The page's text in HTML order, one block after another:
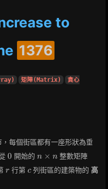
to
1376
矩陣(Matrix)
貪心
每個街區都有一座形狀為垂
0
0 開始的 n
\times
n
n × n整數矩陣grid
r
r 行第c
c 列街區的建築物的高